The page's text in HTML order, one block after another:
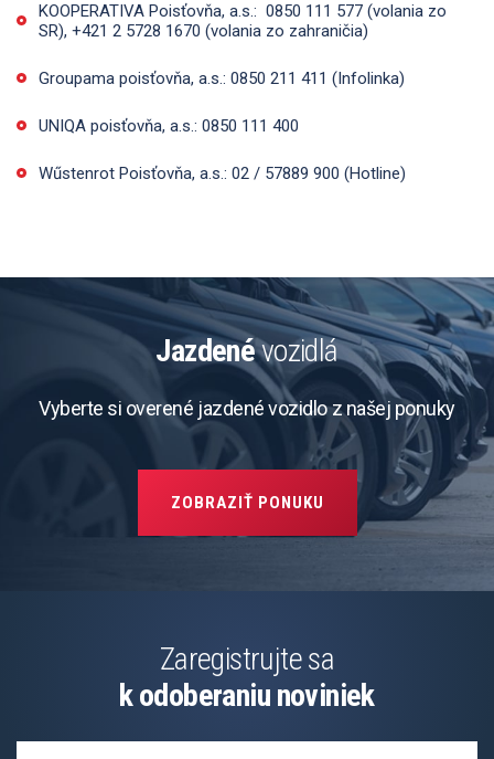
KOOPERATIVA Poisťovňa, a.s.: 0850 111 577 (volania zo
SR), +421 2 5728 1670 (volania zo zahraničia)
Groupama poisťovňa, a.s.: 0850 211 411 (Infolinka)
UNIQA poisťovňa, a.s.: 0850 111 400
Wűstenrot Poisťovňa, a.s.: 02 / 57889 900 (Hotline)
Jazdenévozidlá
Vyberte si overené jazdené vozidlo z našej ponuky
ZOBRAZIŤ PONUKU
Zaregistrujte sa
k odoberaniu noviniek